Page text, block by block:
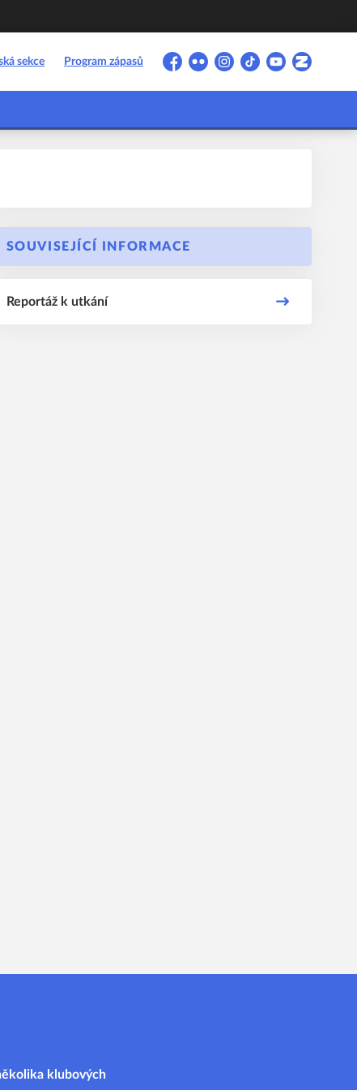
sekce Program zápasů
Facebook
FlickrInstagram
TikTokYouTubeZonerama
SOUVISEJÍCÍ INFORMACE
Reportáž k utkání
klubových